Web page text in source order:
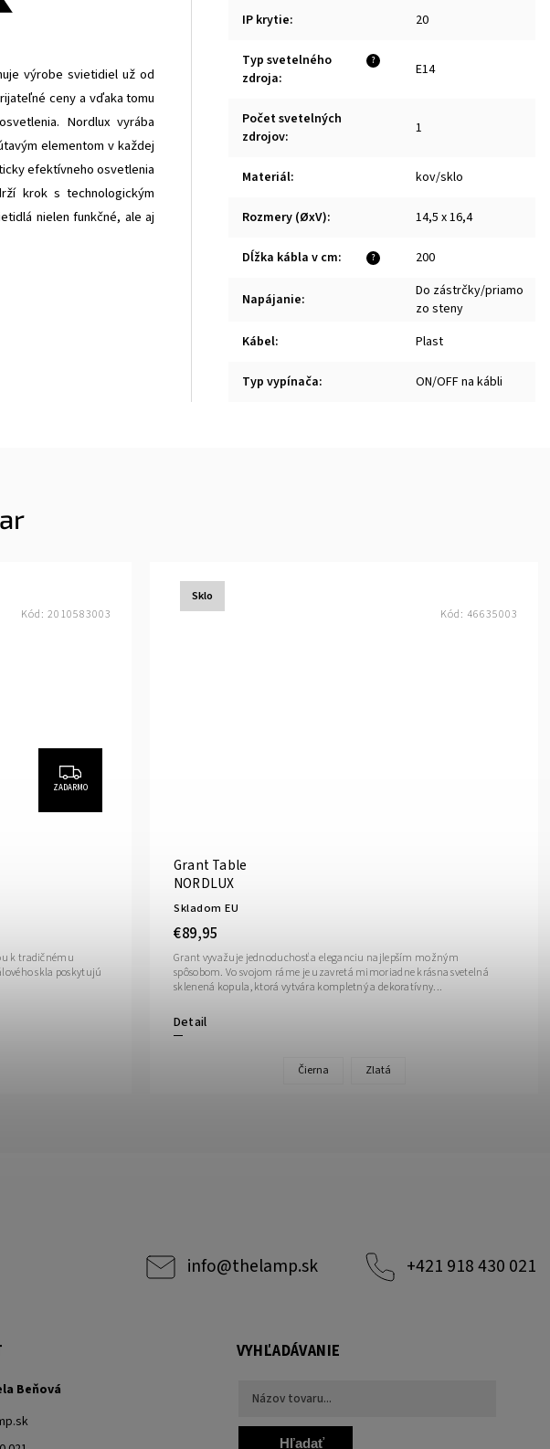
výrobe svietidiel už od
ceny a vďaka tomu
Nordlux vyrába
elementom v každej
efektívneho osvetlenia
krok s technologickým
nielen funkčné, ale aj
IP krytie: 20
?
Typ svetelného
zdroja: E14
Počet svetelných
zdrojov: 1
Materiál: kov/sklo
Rozmery (ØxV): 14,5 x 16,4
?
Dĺžka kábla v cm: 200
Napájanie:
Do zástrčky/priamo
zo steny
Kábel: Plast
Typ vypínača: ON/OFF na kábli
ZADARMO
k tradičnému
skla poskytujú
Kód: 2010583003
Sklo
Grant Table
NORDLUX
Skladom EU
€89,95
Detail
Grant vyvažuje jednoduchosť a eleganciu najlepším možným
spôsobom. Vo svojom ráme je uzavretá mimoriadne krásna svetelná
sklenená kopula, ktorá vytvára kompletný a dekoratívny...
Čierna Zlatá
Kód: 46635003
info@thelamp.sk +421 918 430 021
Beňová
VYHĽADÁVANIE
Hľadať